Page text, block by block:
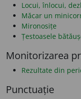
Locui, înlocui,
Măcar un
Mironosițe
Țestoasele
Monitorizarea
Rezultate din
Punctuație